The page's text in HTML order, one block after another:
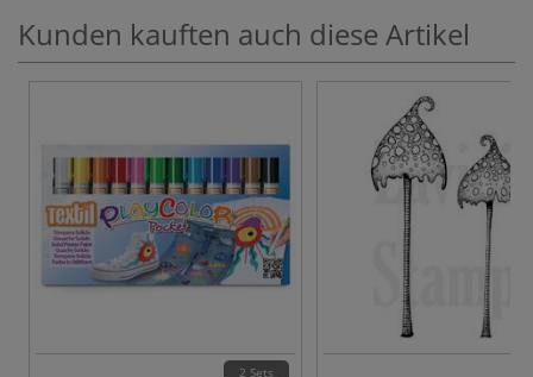
Kunden kauften auch diese Artikel
2 Sets